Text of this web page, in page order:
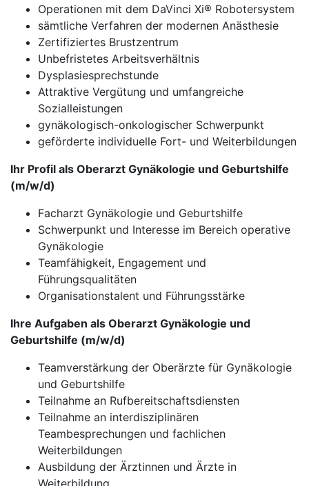
Operationen mit dem DaVinci Xi® Robotersystem
sämtliche Verfahren der modernen Anästhesie
Zertifiziertes Brustzentrum
Unbefristetes Arbeitsverhältnis
Dysplasiesprechstunde
Attraktive Vergütung und umfangreiche
Sozialleistungen
gynäkologisch-onkologischer Schwerpunkt
geförderte individuelle Fort- und Weiterbildungen
Ihr Profil als Oberarzt Gynäkologie und Geburtshilfe
(m/w/d)
Facharzt Gynäkologie und Geburtshilfe
Schwerpunkt und Interesse im Bereich operative
Gynäkologie
Teamfähigkeit, Engagement und
Führungsqualitäten
Organisationstalent und Führungsstärke
Ihre Aufgaben als Oberarzt Gynäkologie und
Geburtshilfe (m/w/d)
Teamverstärkung der Oberärzte für Gynäkologie
und Geburtshilfe
Teilnahme an Rufbereitschaftsdiensten
Teilnahme an interdisziplinären
Teambesprechungen und fachlichen
Weiterbildungen
Ausbildung der Ärztinnen und Ärzte in
Weiterbildung